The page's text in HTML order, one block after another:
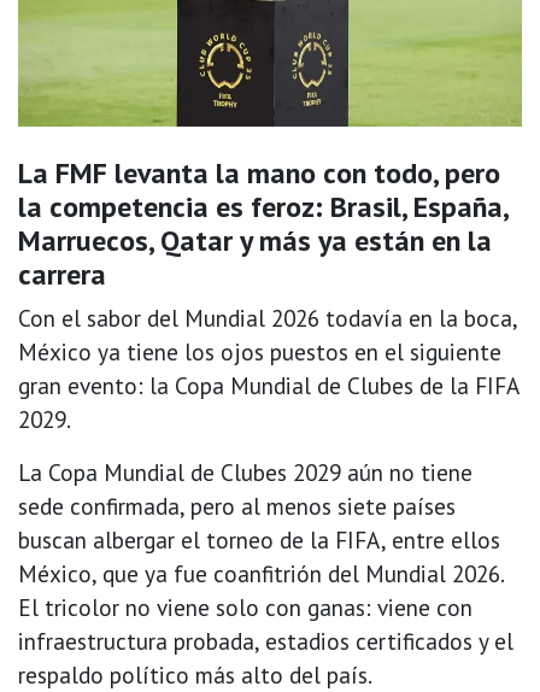
La FMF levanta la mano con todo, pero
la competencia es feroz: Brasil, España,
Marruecos, Qatar y más ya están en la
carrera
Con el sabor del Mundial 2026 todavía en la boca,
México ya tiene los ojos puestos en el siguiente
gran evento: la Copa Mundial de Clubes de la FIFA
2029.
La Copa Mundial de Clubes 2029 aún no tiene
sede confirmada, pero al menos siete países
buscan albergar el torneo de la FIFA, entre ellos
México, que ya fue coanfitrión del Mundial 2026.
El tricolor no viene solo con ganas: viene con
infraestructura probada, estadios certificados y el
respaldo político más alto del país.